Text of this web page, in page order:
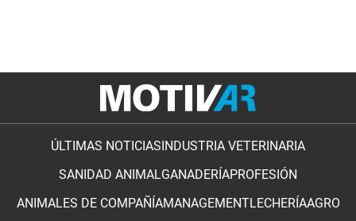
ÚLTIMAS NOTICIASINDUSTRIA VETERINARIA
SANIDAD ANIMALGANADERÍAPROFESIÓN
ANIMALES DE COMPAÑÍAMANAGEMENTLECHERÍAAGRO